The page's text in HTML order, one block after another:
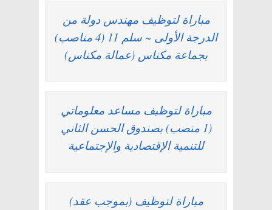
مباراة لتوظيف مهندس دولة من
الدرجة الأولى ~ سلم 11 (4 مناصب)
بجماعة مكناس (عمالة مكناس)
مباراة لتوظيف مساعد معلوماتي
(1 منصب) بصندوق الحسن الثاني
للتنمية الإقتصادية والإجتماعية
مباراة لتوظيف (بموجب عقد)